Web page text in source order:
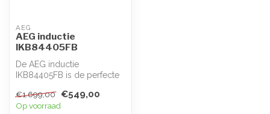
AEG
AEG inductie
IKB84405FB
De AEG inductie
IKB84405FB is de perfecte
die streven...
€1.699,00 €549,00
Op voorraad